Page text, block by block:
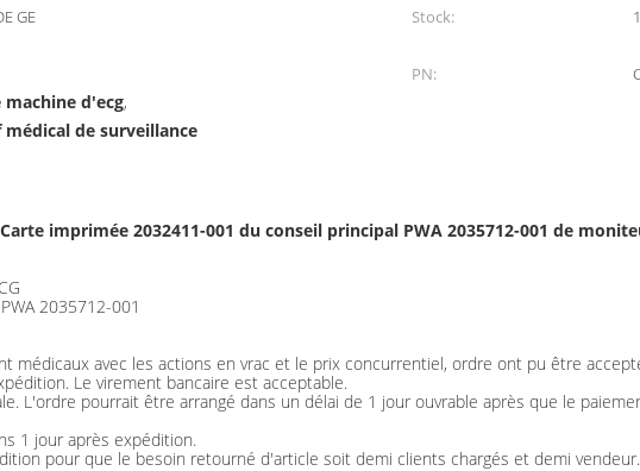
GE Stock:
PN:
machine d'ecg,
de surveillance
Carte imprimée 2032411-001 du conseil principal PWA 2035712-001 de
2035712-001
médicaux avec les actions en vrac et le prix concurrentiel, ordre ont pu être
Le virement bancaire est acceptable.
L'ordre pourrait être arrangé dans un délai de 1 jour ouvrable après que le
1 jour après expédition.
pour que le besoin retourné d'article soit demi clients chargés et demi vendeur.